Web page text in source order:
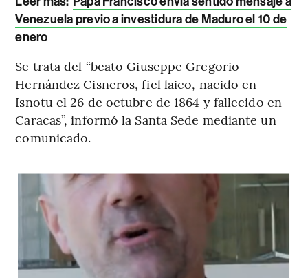
Venezuela previo a investidura de Maduro el 10 de
enero
Se trata del “beato Giuseppe Gregorio
Hernández Cisneros, fiel laico, nacido en
Isnotu el 26 de octubre de 1864 y fallecido en
Caracas”, informó la Santa Sede mediante un
comunicado.